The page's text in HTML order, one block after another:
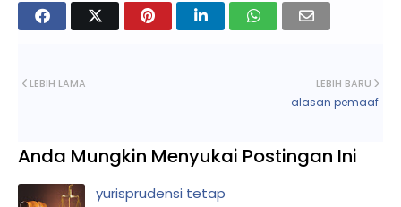
LEBIH BARU
alasan pemaaf
LEBIH LAMA
Anda Mungkin Menyukai Postingan Ini
yurisprudensi tetap